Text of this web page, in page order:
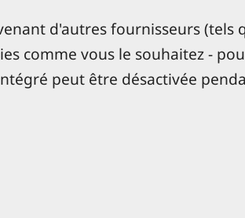
d'autres fournisseurs (tels
comme vous le souhaitez -
peut être désactivée